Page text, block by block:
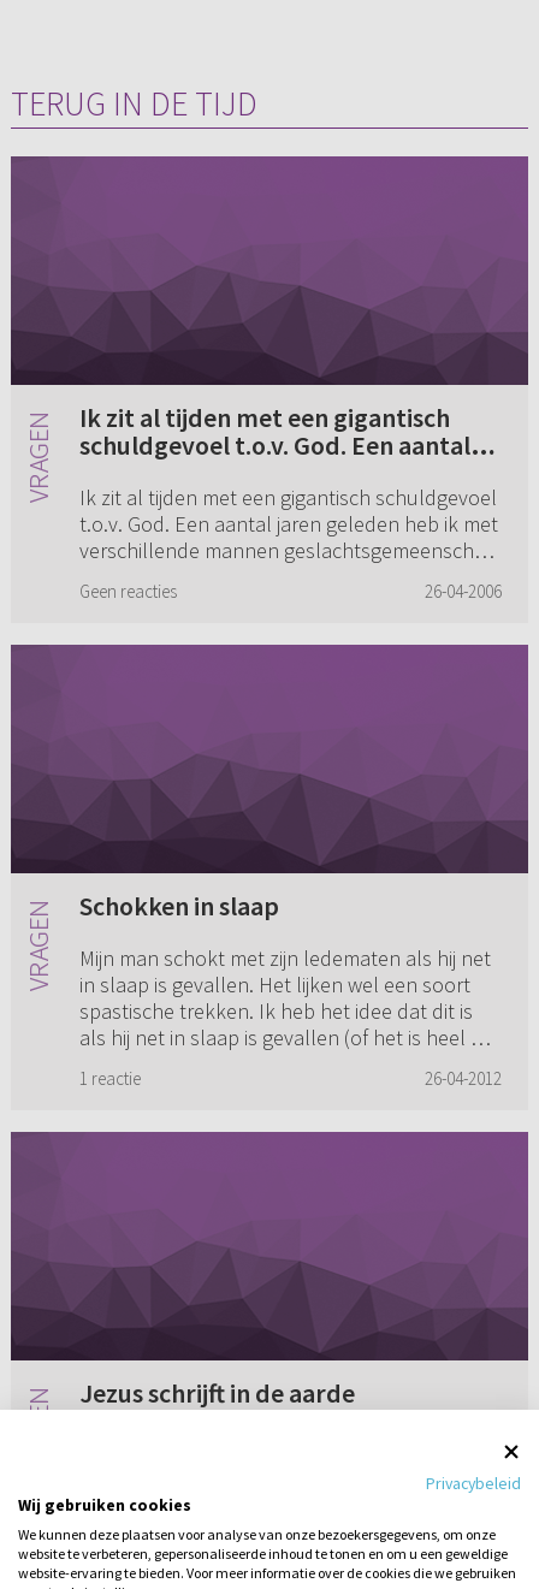
TERUG IN DE TIJD
Ik zit al tijden met een gigantisch
schuldgevoel t.o.v. God. Een aantal
verschillende mannen
geslachtsgemeenschap gehad (...)
Ik zit al tijden met een gigantisch schuldgevoel
t.o.v. God. Een aantal jaren geleden heb ik met
verschillende mannen geslachtsgemeenschap
meer van de ...
Geen reacties 26-04-2006
Schokken in slaap
Mijn man schokt met zijn ledematen als hij net
in slaap is gevallen. Het lijken wel een soort
spastische trekken. Ik heb het idee dat dit is
als hij net in slaap is gevallen (of het is heel de
1 reactie 26-04-2012
Jezus schrijft in de aarde
2 reacties 26-04-2014
Privacybeleid
Wij gebruiken cookies
We kunnen deze plaatsen voor analyse van onze bezoekersgegevens, om onze
website te verbeteren, gepersonaliseerde inhoud te tonen en om u een geweldige
website-ervaring te bieden. Voor meer informatie over de cookies die we gebruiken